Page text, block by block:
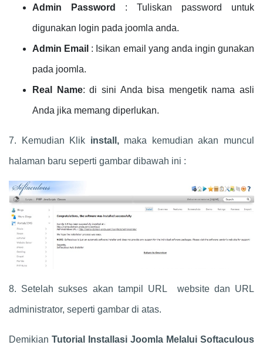
Admin Password : Tuliskan password untuk
digunakan login pada joomla anda.
Admin Email : Isikan email yang anda ingin gunakan
pada joomla.
Real Name: di sini Anda bisa mengetik nama asli
Anda jika memang diperlukan.
7. Kemudian Klik install, maka kemudian akan muncul
halaman baru seperti gambar dibawah ini :
8. Setelah sukses akan tampil URL website dan URL
administrator, seperti gambar di atas.
Demikian Tutorial Installasi Joomla Melalui Softaculous